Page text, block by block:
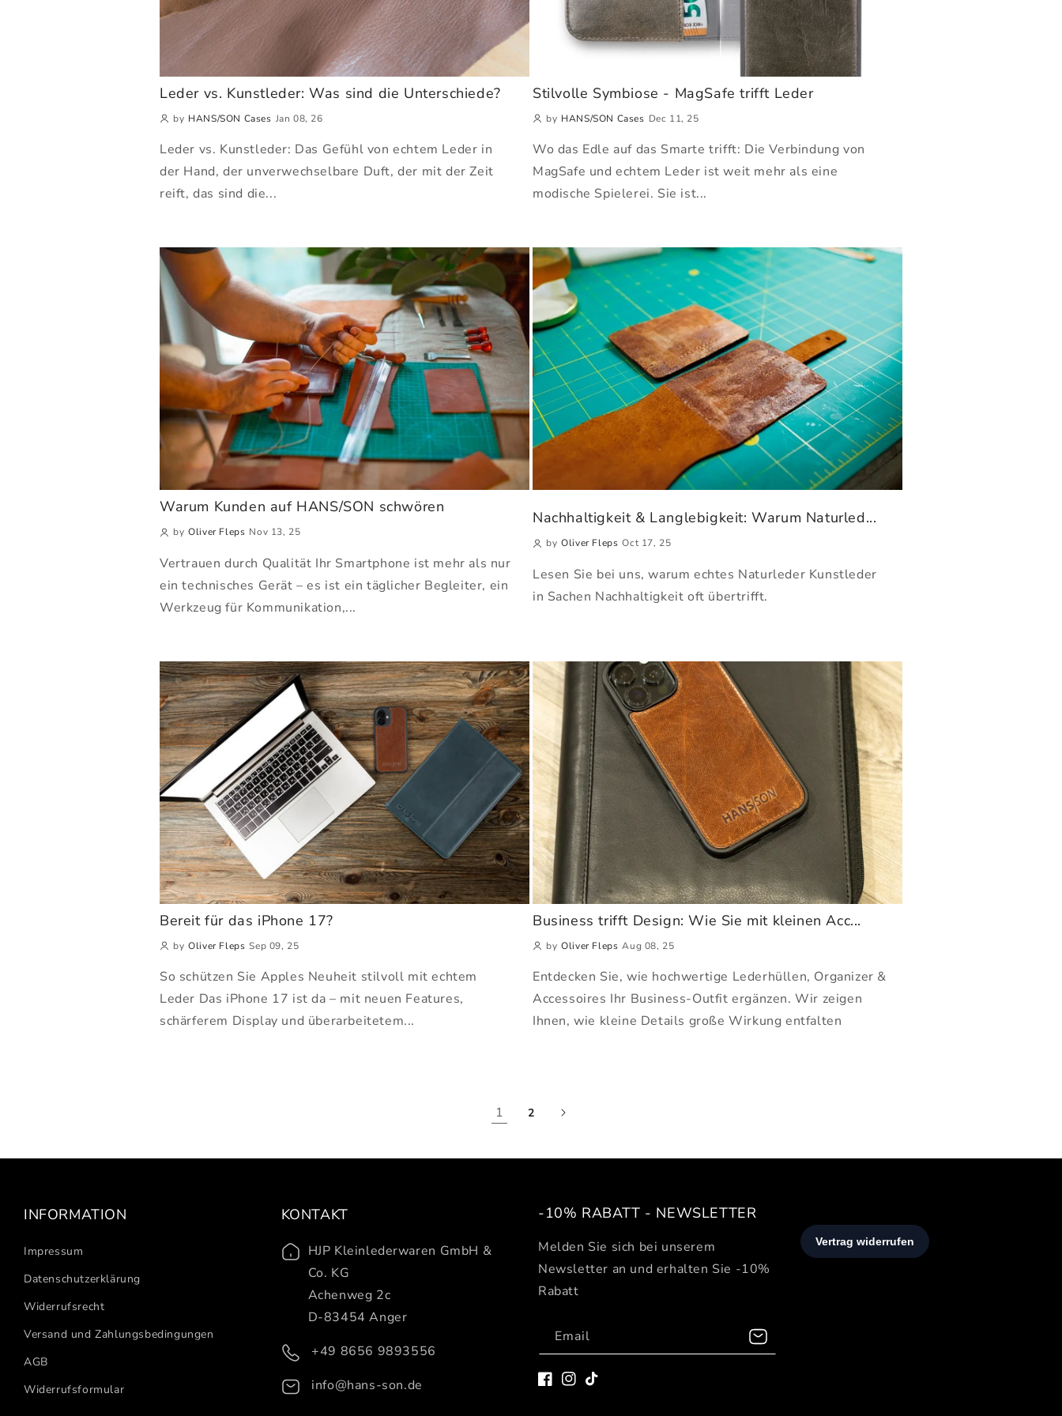
Leder vs. Kunstleder: Was sind die Unterschiede?
by HANS/SON Cases Jan 08, 26
Leder vs. Kunstleder: Das Gefühl von echtem Leder in
der Hand, der unverwechselbare Duft, der mit der Zeit
reift, das sind die...
Stilvolle Symbiose - MagSafe trifft Leder
by HANS/SON Cases Dec 11, 25
Wo das Edle auf das Smarte trifft: Die Verbindung von
MagSafe und echtem Leder ist weit mehr als eine
modische Spielerei. Sie ist...
Warum Kunden auf HANS/SON schwören
by Oliver Fleps Nov 13, 25
Vertrauen durch Qualität Ihr Smartphone ist mehr als nur
ein technisches Gerät – es ist ein täglicher Begleiter, ein
Werkzeug für Kommunikation,...
Nachhaltigkeit & Langlebigkeit: Warum Naturled...
by Oliver Fleps Oct 17, 25
Lesen Sie bei uns, warum echtes Naturleder Kunstleder
in Sachen Nachhaltigkeit oft übertrifft.
Bereit für das iPhone 17?
by Oliver Fleps Sep 09, 25
So schützen Sie Apples Neuheit stilvoll mit echtem
Leder Das iPhone 17 ist da – mit neuen Features,
schärferem Display und überarbeitetem...
Business trifft Design: Wie Sie mit kleinen Acc...
by Oliver Fleps Aug 08, 25
Entdecken Sie, wie hochwertige Lederhüllen, Organizer &
Accessoires Ihr Business-Outfit ergänzen. Wir zeigen
Ihnen, wie kleine Details große Wirkung entfalten
1 2
INFORMATION
Impressum
Datenschutzerklärung
Widerrufsrecht
Versand und Zahlungsbedingungen
AGB
Widerrufsformular
KONTAKT
HJP Kleinlederwaren GmbH &
Co. KG
Achenweg 2c
D-83454 Anger
+49 8656 9893556
info@hans-son.de
-10% RABATT - NEWSLETTER
Melden Sie sich bei unserem
Newsletter an und erhalten Sie -10%
Rabatt
Email
Facebook
Instagram
TIkTok